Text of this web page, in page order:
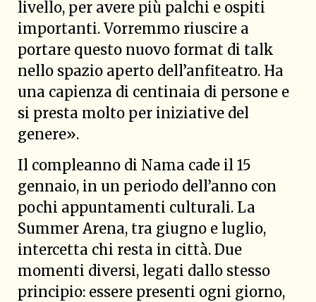
livello, per avere più palchi e ospiti
importanti. Vorremmo riuscire a
portare questo nuovo format di talk
nello spazio aperto dell’anfiteatro. Ha
una capienza di centinaia di persone e
si presta molto per iniziative del
genere».
Il compleanno di Nama cade il 15
gennaio, in un periodo dell’anno con
pochi appuntamenti culturali. La
Summer Arena, tra giugno e luglio,
intercetta chi resta in città. Due
momenti diversi, legati dallo stesso
principio: essere presenti ogni giorno,